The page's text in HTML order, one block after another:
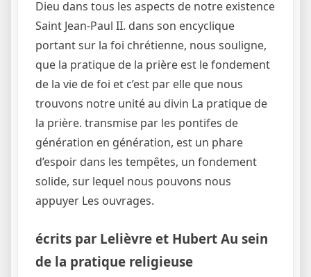
Dieu dans tous les aspects de notre existence
Saint Jean-Paul II. dans son encyclique
portant sur la foi chrétienne, nous souligne,
que la pratique de la prière est le fondement
de la vie de foi et c’est par elle que nous
trouvons notre unité au divin La pratique de
la prière. transmise par les pontifes de
génération en génération, est un phare
d’espoir dans les tempêtes, un fondement
solide, sur lequel nous pouvons nous
appuyer Les ouvrages.
écrits par Lelièvre et Hubert Au sein
de la pratique religieuse